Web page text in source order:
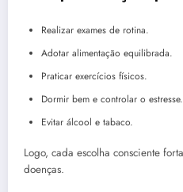
Realizar exames de rotina.
Adotar alimentação equilibrada.
Praticar exercícios físicos.
Dormir bem e controlar o estresse.
Evitar álcool e tabaco.
Logo, cada escolha consciente
doenças.